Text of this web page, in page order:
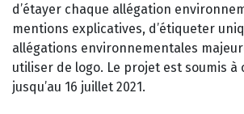
d’étayer chaque allégation
mentions explicatives, d’étiqueter
allégations environnementales
utiliser de logo. Le projet est soumis à
jusqu’au 16 juillet 2021.